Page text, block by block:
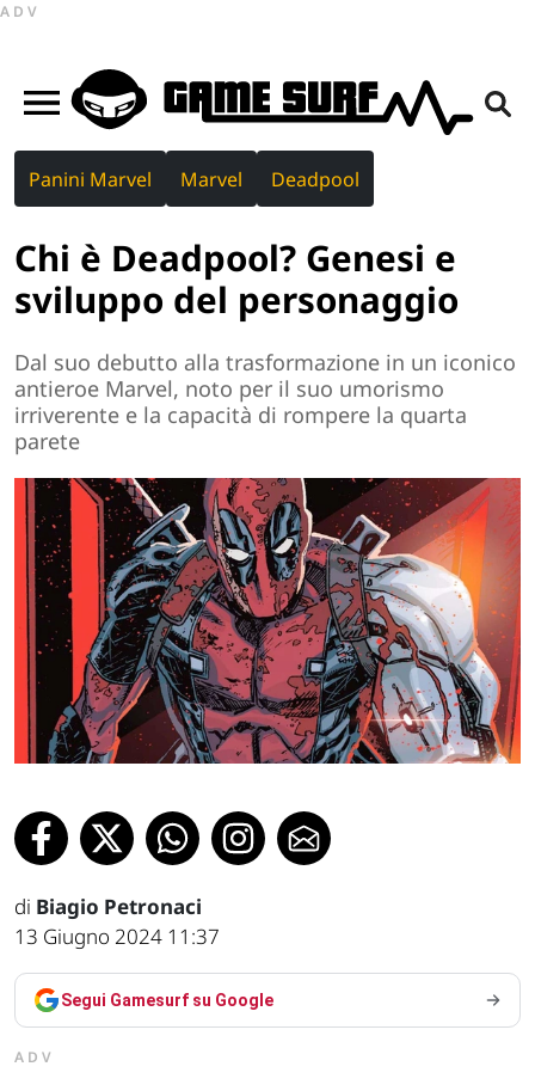
ADV
Panini Marvel Marvel Deadpool
Chi è Deadpool? Genesi e
sviluppo del personaggio
Dal suo debutto alla trasformazione in un iconico
antieroe Marvel, noto per il suo umorismo
irriverente e la capacità di rompere la quarta
parete
di Biagio Petronaci
13 Giugno 2024 11:37
Segui Gamesurf su Google
ADV